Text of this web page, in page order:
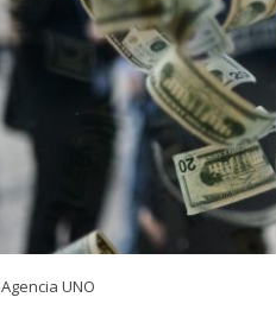
Agencia UNO